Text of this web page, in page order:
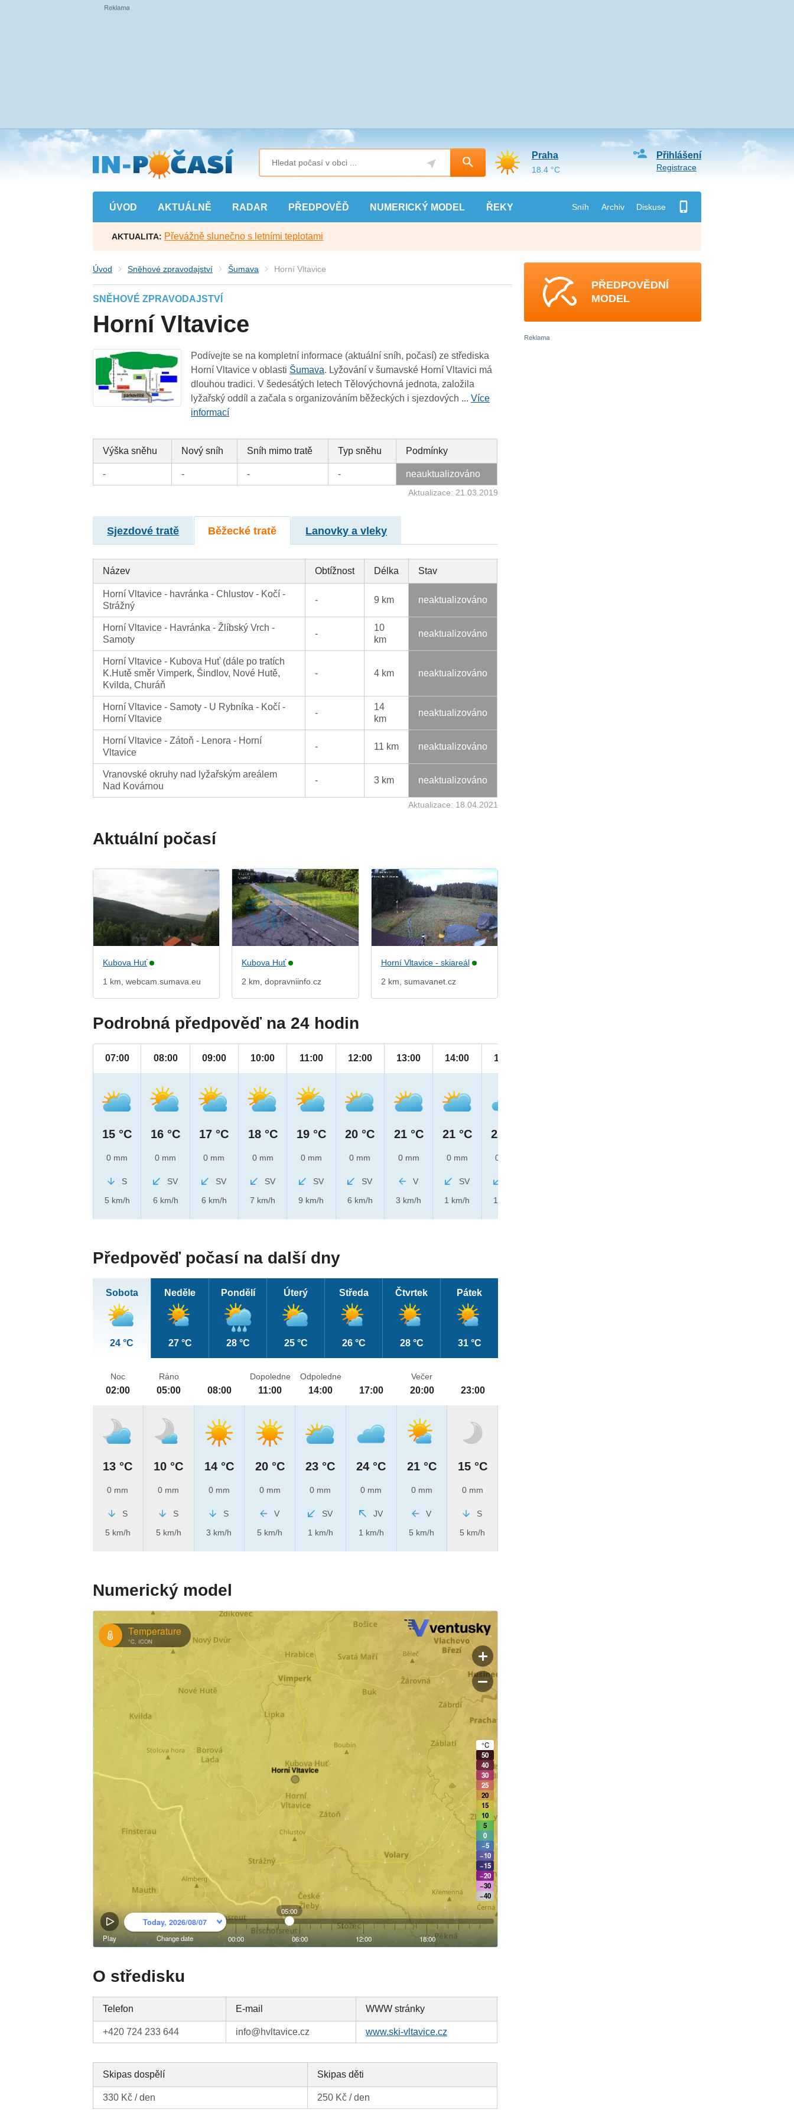
Přejít
na
hlavní
obsah
ÚVOD AKTUÁLNĚ RADAR PŘEDPOVĚĎ NUMERICKÝ MODEL ŘEKY Sníh Archiv Diskuse
Přihlášení
Registrace
Praha
18.4 °C
AKTUALITA: Převážně slunečno s letními teplotami
Úvod Sněhové zpravodajství Šumava Horní Vltavice
SNĚHOVÉ ZPRAVODAJSTVÍ
Horní Vltavice
Podívejte se na kompletní informace (aktuální sníh, počasí) ze střediska
Horní Vltavice v oblasti Šumava. Lyžování v šumavské Horní Vltavici má
dlouhou tradici. V šedesátých letech Tělovýchovná jednota, založila
lyžařský oddíl a začala s organizováním běžeckých i sjezdových ...Více
informací
Výška sněhu Nový sníh Sníh mimo tratě Typ sněhu Podmínky
- - - - neauktualizováno
Aktualizace: 21.03.2019
Sjezdové tratě Běžecké tratě Lanovky a vleky
Název Obtížnost Délka Stav
Horní Vltavice - havránka - Chlustov - Kočí -
Strážný
- 9 km neaktualizováno
Horní Vltavice - Havránka - Žlíbský Vrch -
Samoty
-
10
km
neaktualizováno
Horní Vltavice - Kubova Huť (dále po tratích
K.Hutě směr Vimperk, Šindlov, Nové Hutě,
Kvilda, Churáň
- 4 km neaktualizováno
Horní Vltavice - Samoty - U Rybníka - Kočí -
Horní Vltavice
-
14
km
neaktualizováno
Horní Vltavice - Zátoň - Lenora - Horní
Vltavice
- 11 km neaktualizováno
Vranovské okruhy nad lyžařským areálem
Nad Kovárnou
- 3 km neaktualizováno
Aktualizace: 18.04.2021
Aktuální počasí
Kubova Huť
1 km, webcam.sumava.eu
Kubova Huť
2 km, dopravniinfo.cz
Horní Vltavice - skiareál
2 km, sumavanet.cz
Podrobná předpověď na 24 hodin
07:00
15 °C
0 mm
S
5 km/h
08:00
16 °C
0 mm
SV
6 km/h
09:00
17 °C
0 mm
SV
6 km/h
10:00
18 °C
0 mm
SV
7 km/h
11:00
19 °C
0 mm
SV
9 km/h
12:00
20 °C
0 mm
SV
6 km/h
13:00
21 °C
0 mm
V
3 km/h
14:00
21 °C
0 mm
SV
1 km/h
15:00
22 °C
0 mm
1 km/h
Předpověď počasí na další dny
Sobota
24 °C
Neděle
27 °C
Pondělí
28 °C
Úterý
25 °C
Středa
26 °C
Čtvrtek
28 °C
Pátek
31 °C
Noc
02:00
13 °C
0 mm
S
5 km/h
Ráno
05:00
10 °C
0 mm
S
5 km/h
08:00
14 °C
0 mm
S
3 km/h
Dopoledne
11:00
20 °C
0 mm
V
5 km/h
Odpoledne
14:00
23 °C
0 mm
SV
1 km/h
17:00
24 °C
0 mm
JV
1 km/h
Večer
20:00
21 °C
0 mm
V
5 km/h
23:00
15 °C
0 mm
S
5 km/h
Numerický model
O středisku
Telefon E-mail WWW stránky
+420 724 233 644 info@hvltavice.cz www.ski-vltavice.cz
Skipas dospělí Skipas děti
330 Kč / den 250 Kč / den
PŘEDPOVĚDNÍ
MODEL